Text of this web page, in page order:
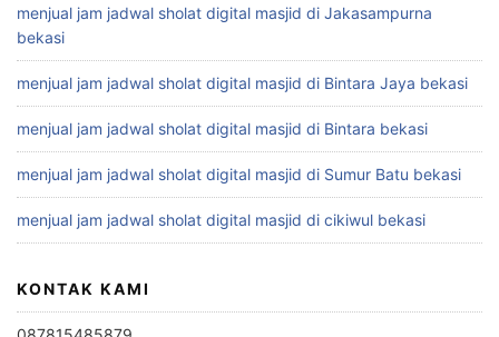
menjual jam jadwal sholat digital masjid di Jakasampurna
bekasi
menjual jam jadwal sholat digital masjid di Bintara Jaya bekasi
menjual jam jadwal sholat digital masjid di Bintara bekasi
menjual jam jadwal sholat digital masjid di Sumur Batu bekasi
menjual jam jadwal sholat digital masjid di cikiwul bekasi
KONTAK KAMI